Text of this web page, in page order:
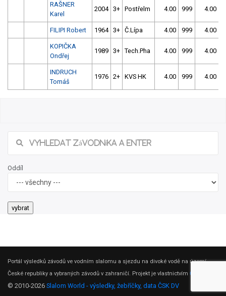
RAŠNER
Karel
2004 3+ Postřelm 4.00 999 4.00
FILIPI Robert 1964 3+ Č.Lípa 4.00 999 4.00
KOPIČKA
Ondřej
1989 3+ Tech.Pha 4.00 999 4.00
INDRUCH
Tomáš
1976 2+ KVS HK 4.00 999 4.00
Oddíl
Portál výsledků závodů ve vodním slalomu a sjezdu na divoké vodě na území
České republiky a vybraných závodů v zahraničí. Projekt je vlastnictvím ČSK DV
© 2010-2026 Slalom World - výsledky, žebříčky, data ČSK DV